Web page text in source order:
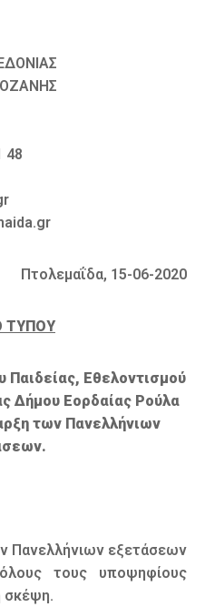
48
Πτολεμαΐδα, 15-06-2020
ΤΥΠΟΥ
Παιδείας, Εθελοντισμού
Δήμου Εορδαίας Ρούλα
των Πανελλήνιων
Πανελλήνιων εξετάσεων
τους υποψηφίους
σκέψη.